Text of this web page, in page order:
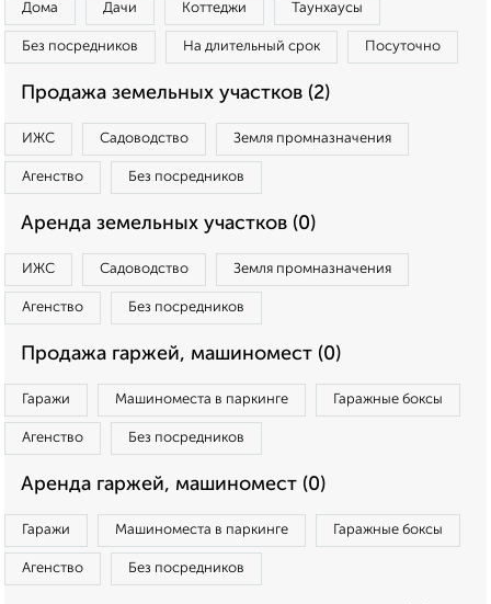
Дома Дачи Коттеджи Таунхаусы
Без посредников На длительный срок Посуточно
Продажа земельных участков (2)
ИЖС Садоводство Земля промназначения
Агенство Без посредников
Аренда земельных участков (0)
ИЖС Садоводство Земля промназначения
Агенство Без посредников
Продажа гаржей, машиномест (0)
Гаражи Машиноместа в паркинге Гаражные боксы
Агенство Без посредников
Аренда гаржей, машиномест (0)
Гаражи Машиноместа в паркинге Гаражные боксы
Агенство Без посредников